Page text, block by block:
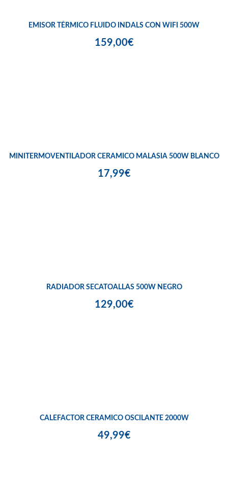
EMISOR TÉRMICO FLUIDO INDALS CON WIFI 500W
159,00€
MINITERMOVENTILADOR CERAMICO MALASIA 500W BLANCO
17,99€
RADIADOR SECATOALLAS 500W NEGRO
129,00€
CALEFACTOR CERAMICO OSCILANTE 2000W
49,99€